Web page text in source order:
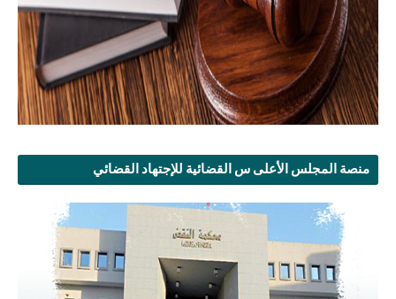
منصة المجلس الأعلى س القضائية للإجتهاد القضائي